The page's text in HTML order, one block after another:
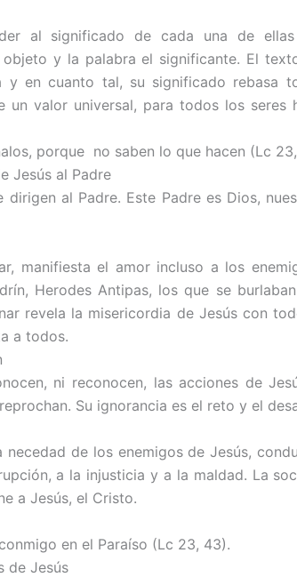
al significado de cada una de
y la palabra el significante. El
y en cuanto tal, su significado rebasa
un valor universal, para todos los seres
porque no saben lo que hacen (Lc
Jesús al Padre
dirigen al Padre. Este Padre es Dios,
manifiesta el amor incluso a los
Herodes Antipas, los que se
revela la misericordia de Jesús con
a todos.
ni reconocen, las acciones de
Su ignorancia es el reto y el
necedad de los enemigos de Jesús,
a la injusticia y a la maldad. La
a Jesús, el Cristo.
en el Paraíso (Lc 23, 43).
de Jesús